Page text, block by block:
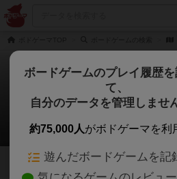
日本＆世界一周
次のおすすめボー
1
ボードゲームのプレイ履歴を
て、
自分のデータを管理しませ
約75,000人がボドゲーマを利
遊んだボードゲームを記